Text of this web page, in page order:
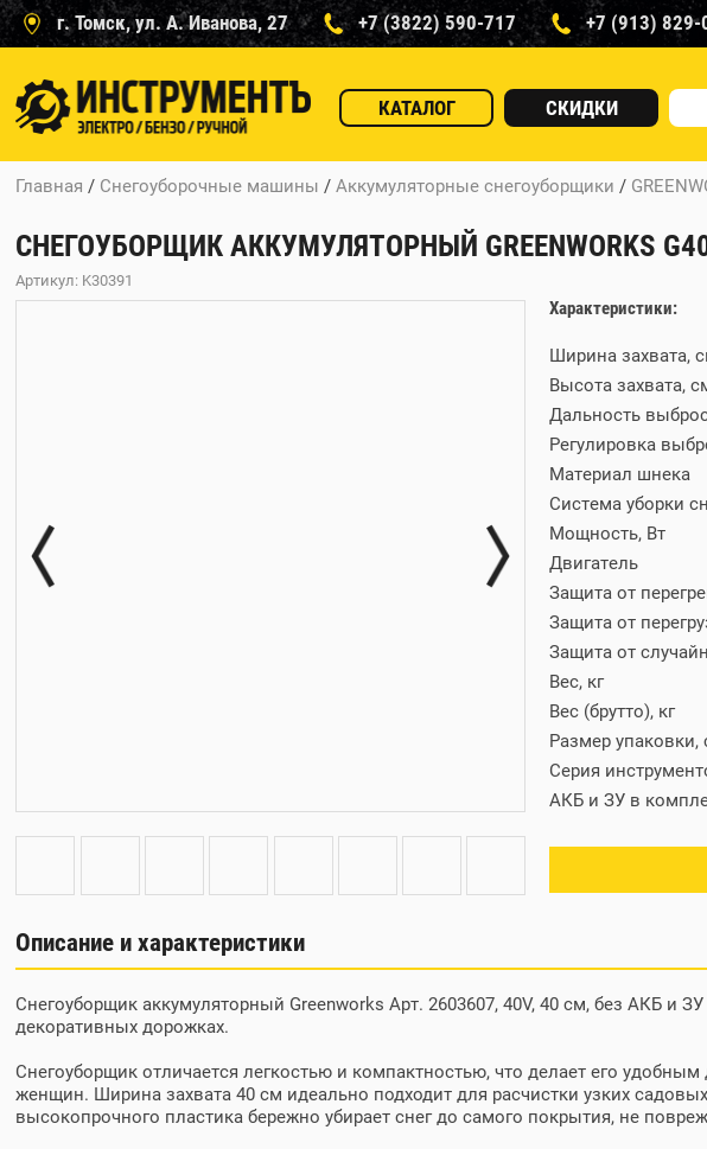
г. Томск, ул. А. Иванова, 27 +7 (3822) 590-717 +7 (913) 829-
КАТАЛОГ СКИДКИ
Главная / Снегоуборочные машины /Аккумуляторные снегоуборщики /
СНЕГОУБОРЩИК АККУМУЛЯТОРНЫЙ GREENWORKS
Артикул: K30391
Характеристики:
Ширина захвата,
Высота захвата,
Дальность
Регулировка
Материал шнека
Система уборки
Мощность, Вт
Двигатель
Защита от
Защита от
Защита от
Вес, кг
Вес (брутто), кг
Размер
Серия
АКБ и ЗУ в
Описание и характеристики
Снегоуборщик аккумуляторный Greenworks Арт. 2603607, 40V, 40 см, без АКБ и
декоративных дорожках.
Снегоуборщик отличается легкостью и компактностью, что делает его
женщин. Ширина захвата 40 см идеально подходит для расчистки узких
высокопрочного пластика бережно убирает снег до самого покрытия, не